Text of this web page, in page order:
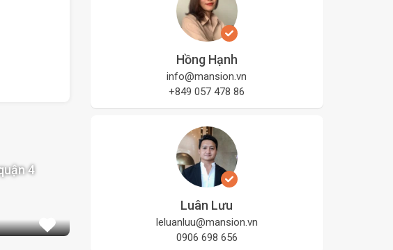
4
Hồng Hạnh
info@mansion.vn
+849 057 478 86
Luân Lưu
leluanluu@mansion.vn
0906 698 656